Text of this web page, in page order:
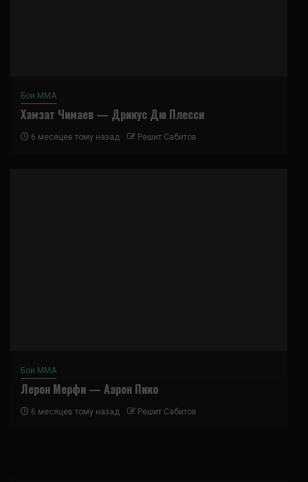
Бои ММА
Хамзат Чимаев — Дрикус Дю Плесси
6 месяцев тому назад Решит Сабитов
Бои ММА
Лерон Мерфи — Аарон Пико
6 месяцев тому назад Решит Сабитов